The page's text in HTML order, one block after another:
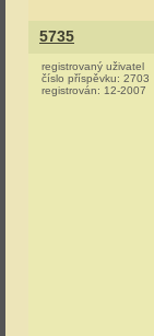
5735
registrovaný uživatel
číslo příspěvku: 2703
registrován: 12-2007